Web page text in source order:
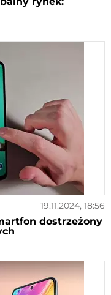
19.11.2024, 18:56
dostrzeżony